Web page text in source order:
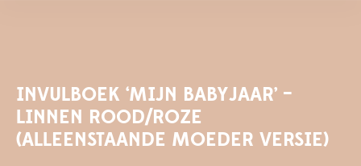
INVULBOEK ‘MIJN BABYJAAR’ –
LINNEN ROOD/ROZE
(ALLEENSTAANDE MOEDER VERSIE)